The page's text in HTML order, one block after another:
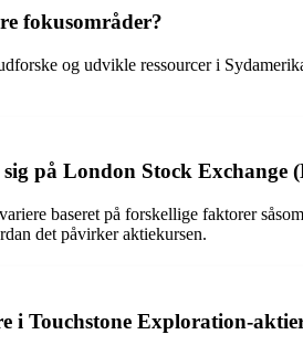
fokusområder?
og udvikle ressourcer i
på London Stock Exchange
baseret på forskellige faktorer
det påvirker aktiekursen.
i Touchstone Exploration-